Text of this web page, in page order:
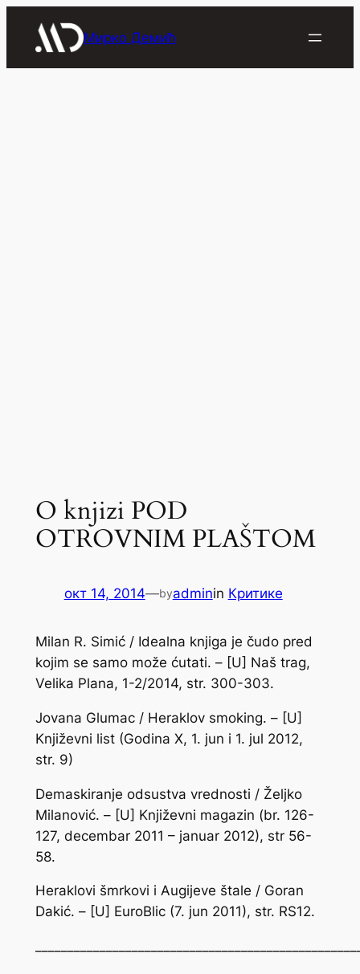
Мирко Демић
O knjizi POD
OTROVNIM PLAŠTOM
окт 14, 2014—byadminin Критике
Milan R. Simić / Idealna knjiga je čudo pred
kojim se samo može ćutati. – [U] Naš trag,
Velika Plana, 1-2/2014, str. 300-303.
Jovana Glumac / Heraklov smoking. – [U]
Književni list (Godina X, 1. jun i 1. jul 2012,
str. 9)
Demaskiranje odsustva vrednosti / Željko
Milanović. – [U] Književni magazin (br. 126-
127, decembar 2011 – januar 2012), str 56-
58.
Heraklovi šmrkovi i Augijeve štale / Goran
Dakić. – [U] EuroBlic (7. jun 2011), str. RS12.